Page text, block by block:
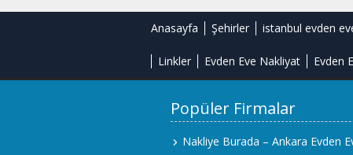
Anasayfa Şehirler istanbul evden
Linkler Evden Eve Nakliyat Evden
Popüler Firmalar
Nakliye Burada – Ankara Evden